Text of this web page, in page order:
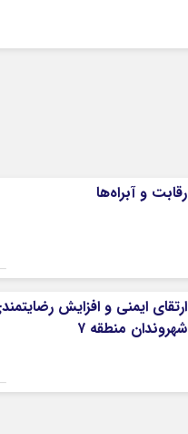
رقابت و آبراه‌ها
ارتقای ایمنی و افزایش
شهروندان منطقه ۷